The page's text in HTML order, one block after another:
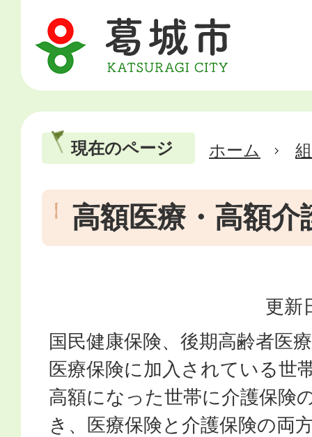
現在のページ ホーム
高額医療・高額介
更新
国民健康保険、後期高齢者医
医療保険に加入されている世
高額になった世帯に介護保険
き、医療保険と介護保険の両